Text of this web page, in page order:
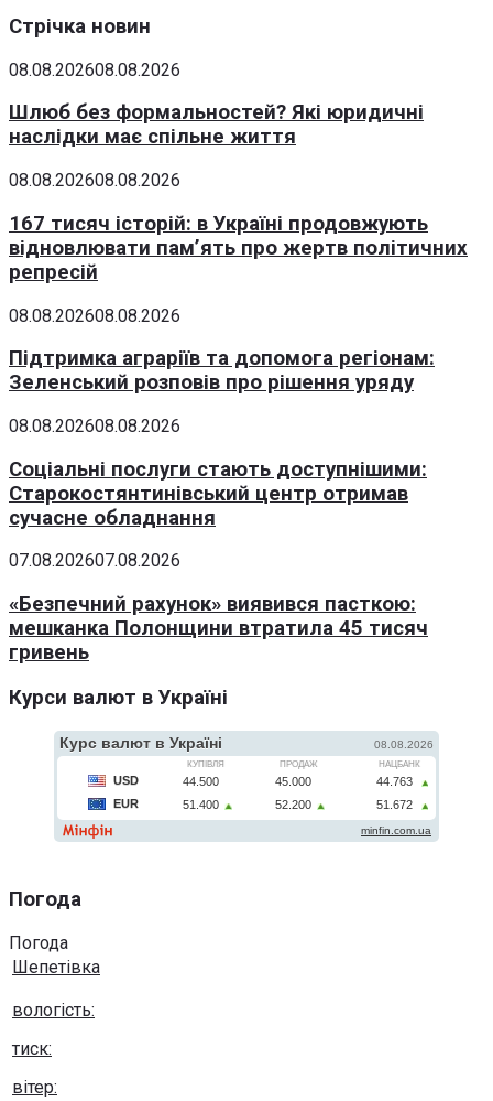
Стрічка новин
08.08.202608.08.2026
Шлюб без формальностей? Які юридичні
наслідки має спільне життя
08.08.202608.08.2026
167 тисяч історій: в Україні продовжують
відновлювати пам’ять про жертв політичних
репресій
08.08.202608.08.2026
Підтримка аграріїв та допомога регіонам:
Зеленський розповів про рішення уряду
08.08.202608.08.2026
Соціальні послуги стають доступнішими:
Старокостянтинівський центр отримав
сучасне обладнання
07.08.202607.08.2026
«Безпечний рахунок» виявився пасткою:
мешканка Полонщини втратила 45 тисяч
гривень
Курси валют в Україні
Погода
Погода
Шепетівка
вологість:
тиск:
вітер: